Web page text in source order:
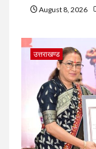
August 8, 2026
उत्तराखण्ड